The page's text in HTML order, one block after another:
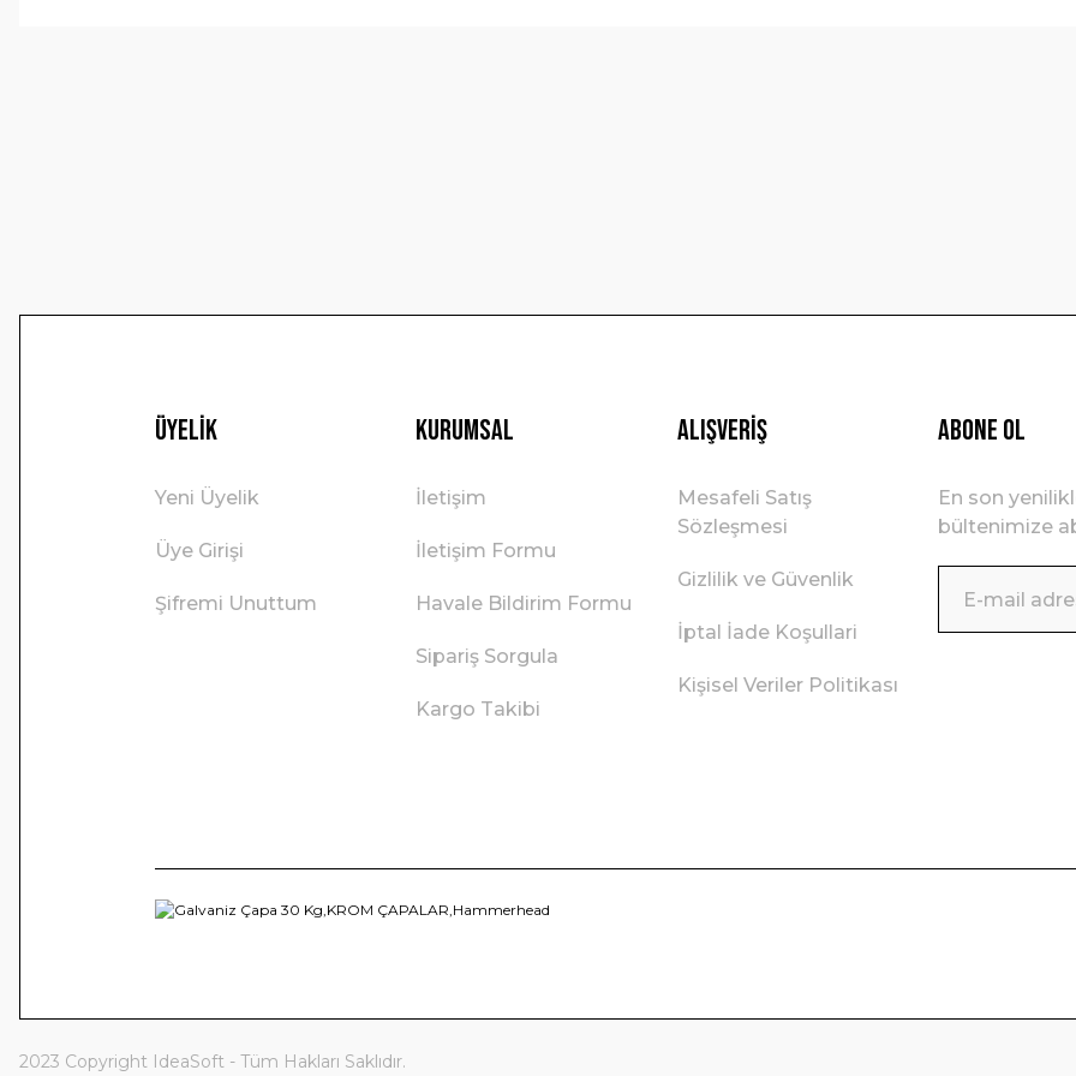
Üyelik
Yeni Üyelik
Üye Girişi
Şifremi Unuttum
Kurumsal
İletişim
İletişim Formu
Havale Bildirim Formu
Sipariş Sorgula
Kargo Takibi
Alışveriş
Mesafeli Satış
Sözleşmesi
Gizlilik ve Güvenlik
İptal İade Koşullari
Kişisel Veriler Politikası
ABONE OL
En son
bültenimize
2023 Copyright IdeaSoft - Tüm Hakları Saklıdır.